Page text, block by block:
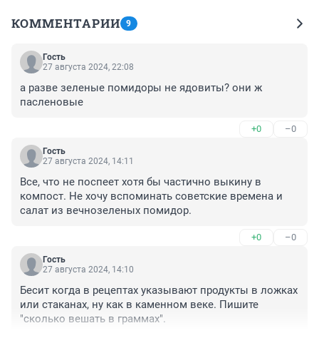
КОММЕНТАРИИ 9
Гость
27 августа 2024, 22:08
а разве зеленые помидоры не ядовиты? они ж
пасленовые
+0 –0
Гость
27 августа 2024, 14:11
Все, что не поспеет хотя бы частично выкину в
компост. Не хочу вспоминать советские времена и
салат из вечнозеленых помидор.
+0 –0
Гость
27 августа 2024, 14:10
Бесит когда в рецептах указывают продукты в ложках
или стаканах, ну как в каменном веке. Пишите
"сколько вешать в граммах".